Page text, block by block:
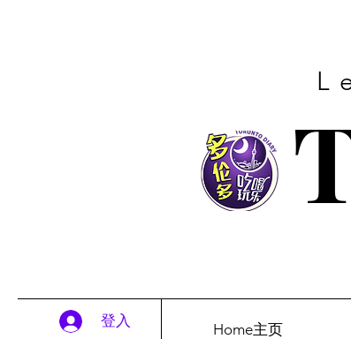
登入 Home主页